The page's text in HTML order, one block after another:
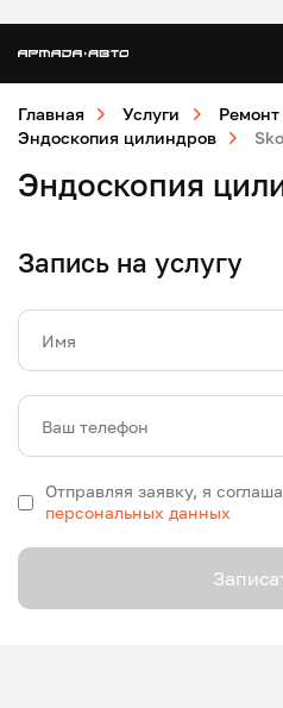
Главная Услуги
Ремонт
Эндоскопия цилиндров
Эндоскопия
Запись на услугу
Имя
Ваш телефон
Отправляя заявку, я
персональных данных